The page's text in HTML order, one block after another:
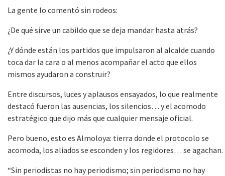
La gente lo comentó sin rodeos:
¿De qué sirve un cabildo que se deja mandar hasta atrás?
¿Y dónde están los partidos que impulsaron al alcalde cuando
toca dar la cara o al menos acompañar el acto que ellos
mismos ayudaron a construir?
Entre discursos, luces y aplausos ensayados, lo que realmente
destacó fueron las ausencias, los silencios… y el acomodo
estratégico que dijo más que cualquier mensaje oficial.
Pero bueno, esto es Almoloya: tierra donde el protocolo se
acomoda, los aliados se esconden y los regidores… se agachan.
“Sin periodistas no hay periodismo; sin periodismo no hay